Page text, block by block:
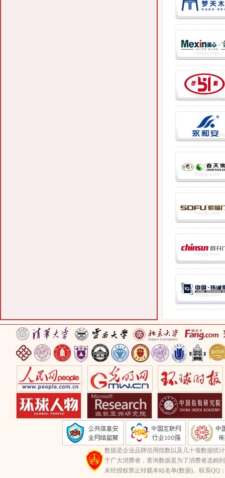
数据是企业品牌信用指数以及几十项数据统
于广大消费者，查询数据是为了消费者选购
未经授权禁止转载本站名单(数据)。联系QQ